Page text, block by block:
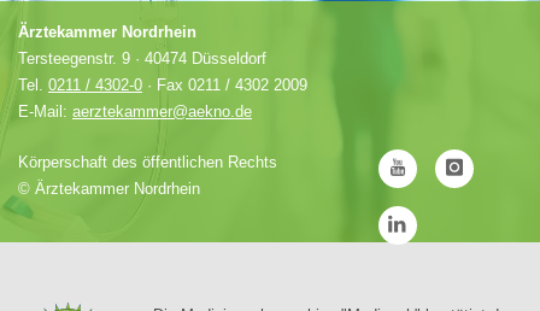
Ärztekammer Nordrhein
Tersteegenstr. 9 · 40474 Düsseldorf
Tel. 0211 / 4302-0 · Fax 0211 / 4302 2009
E-Mail: aerztekammer@aekno.de
Körperschaft des öffentlichen Rechts
© Ärztekammer Nordrhein